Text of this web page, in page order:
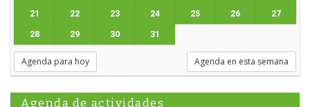
21 22 23 24 25 26 27
28 29 30 31
Agenda para hoy Agenda en esta semana
Agenda de actividades